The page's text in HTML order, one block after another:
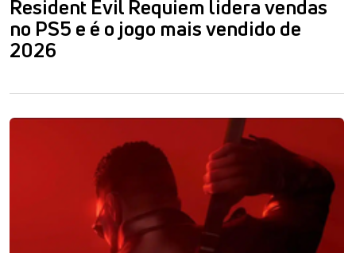
Resident Evil Requiem lidera vendas
no PS5 e é o jogo mais vendido de
2026